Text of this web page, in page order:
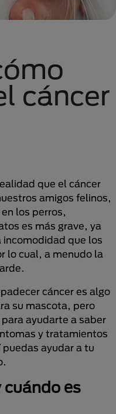
cáncer
que el cáncer
amigos felinos,
los perros,
es más grave, ya
incomodidad que los
lo cual, a menudo la
cáncer es algo
su mascota, pero
ayudarte a saber
y tratamientos
ayudar a tu
cuándo es